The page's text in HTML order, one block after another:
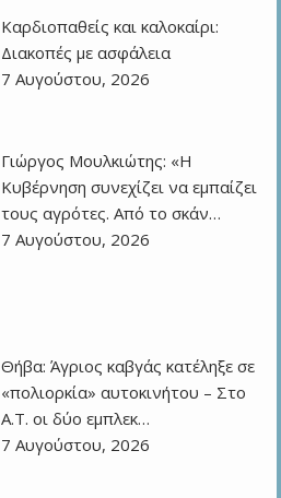
Καρδιοπαθείς και καλοκαίρι:
Διακοπές με ασφάλεια
7 Αυγούστου, 2026
Γιώργος Μουλκιώτης: «Η
Κυβέρνηση συνεχίζει να εμπαίζει
τους αγρότες. Από το σκάν…
7 Αυγούστου, 2026
Θήβα: Άγριος καβγάς κατέληξε σε
«πολιορκία» αυτοκινήτου – Στο
Α.Τ. οι δύο εμπλεκ…
7 Αυγούστου, 2026